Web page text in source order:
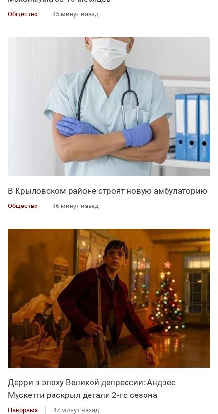
Общество 45 минут назад
В Крыловском районе строят новую амбулаторию
Общество 46 минут назад
Дерри в эпоху Великой депрессии: Андрес
Мускетти раскрыл детали 2‑го сезона
Панорама 47 минут назад